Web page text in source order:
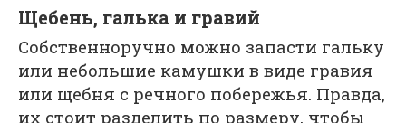
Щебень, галька и гравий
Собственноручно можно запасти гальку
или небольшие камушки в виде гравия
или щебня с речного побережья. Правда,
их стоит разделить по размеру, чтобы